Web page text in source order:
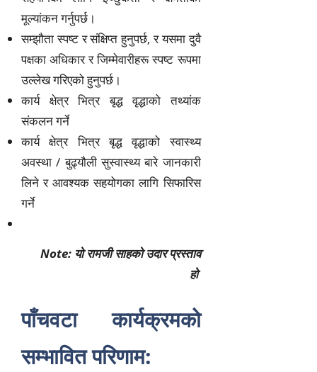
मूल्यांकन गर्नुपर्छ।
सम्झौता स्पष्ट र संक्षिप्त हुनुपर्छ, र यसमा दुवै
पक्षका अधिकार र जिम्मेवारीहरू स्पष्ट रूपमा
उल्लेख गरिएको हुनुपर्छ।
कार्य क्षेत्र भित्र बृद्ध वृद्धाको तथ्यांक
संकलन गर्ने
कार्य क्षेत्र भित्र बृद्ध वृद्धाको स्वास्थ्य
अवस्था / बुढ्यौली सुस्वास्थ्य बारे जानकारी
लिने र आवश्यक सहयोगका लागि सिफारिस
गर्ने
Note:यो रामजी साहको उदार प्रस्ताव
हो
पाँचवटा कार्यक्रमको
सम्भावित परिणाम: